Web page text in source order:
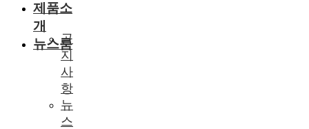
제품소
개
뉴스룸
공
지
사
항
뉴
스